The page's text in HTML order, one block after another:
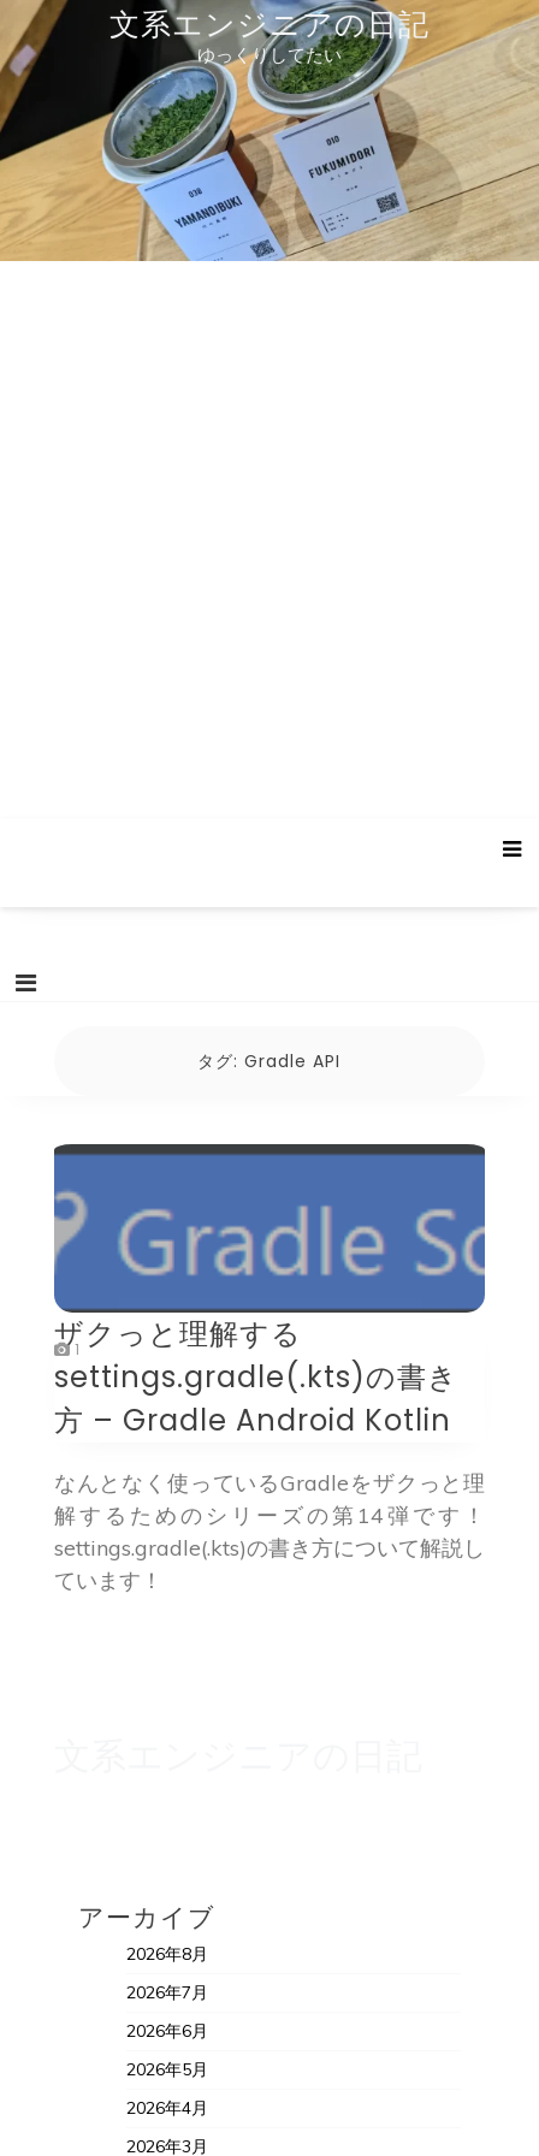
テ
ツ
へ
ス
ッ
プ
文系エンジニアの日記
ゆっくりしてたい
タグ:Gradle API
1
ザクっと理解する
settings.gradle(.kts)の書き
方 – Gradle Android Kotlin
なんとなく使っているGradleをザクっと理
解するためのシリーズの第14弾です！
settings.gradle(.kts)の書き方について解説し
ています！
アーカイブ
2026年8月
2026年7月
2026年6月
2026年5月
2026年4月
2026年3月